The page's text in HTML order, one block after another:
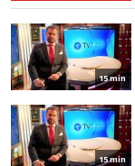
15 min
15 min